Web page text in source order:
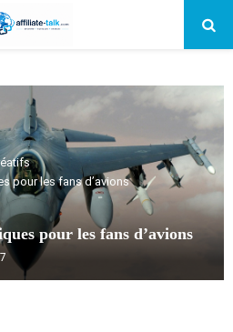
pour les fans d’avions
pour les fans d’avions